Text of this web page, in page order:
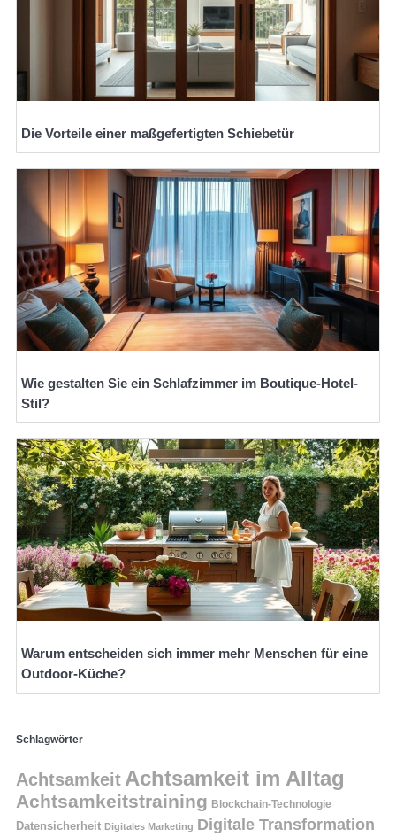
Die Vorteile einer maßgefertigten Schiebetür
Wie gestalten Sie ein Schlafzimmer im Boutique-Hotel-
Stil?
Warum entscheiden sich immer mehr Menschen für eine
Outdoor-Küche?
Schlagwörter
Achtsamkeit Achtsamkeit im Alltag
Achtsamkeitstraining Blockchain-Technologie
Datensicherheit Digitales Marketing Digitale Transformation